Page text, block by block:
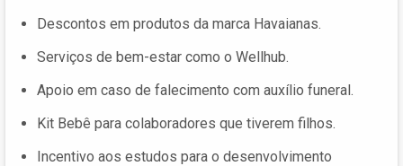
Descontos em produtos da marca Havaianas.
Serviços de bem-estar como o Wellhub.
Apoio em caso de falecimento com auxílio funeral.
Kit Bebê para colaboradores que tiverem filhos.
Incentivo aos estudos para o desenvolvimento